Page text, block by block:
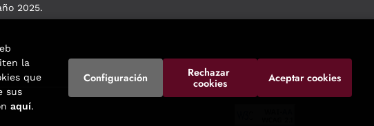
2025.
la
que
sus
aquí.
Configuración
Rechazar
cookies
Aceptar cookies